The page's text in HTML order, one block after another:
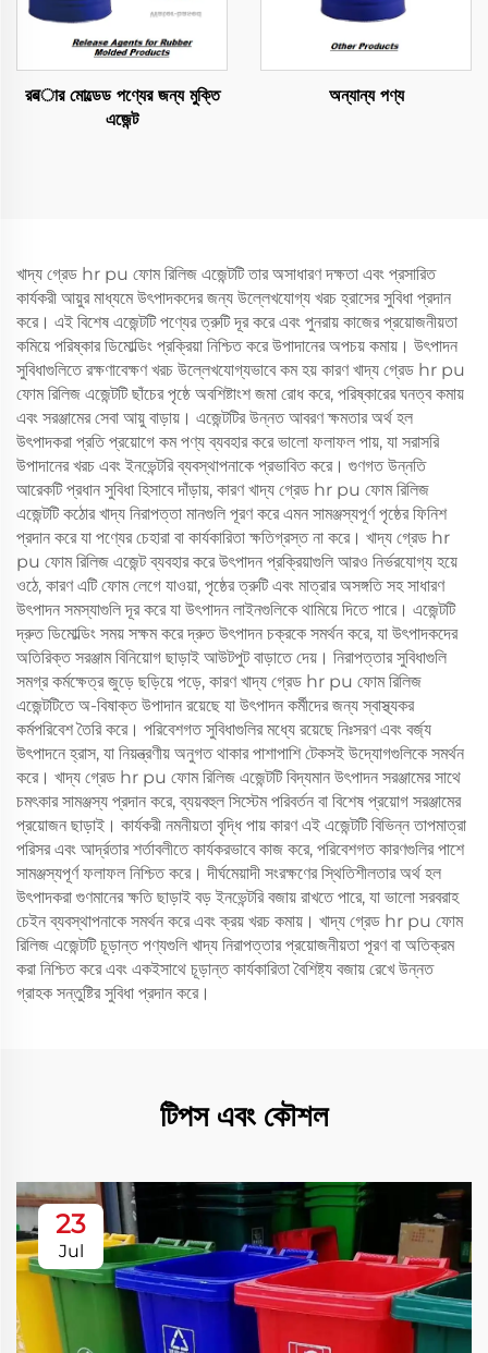
রबার মোল্ডেড পণ্যের জন্য মুক্তি
এজেন্ট
অন্যান্য পণ্য
খাদ্য গ্রেড hr pu ফোম রিলিজ এজেন্টটি তার অসাধারণ দক্ষতা এবং প্রসারিত
কার্যকরী আয়ুর মাধ্যমে উৎপাদকদের জন্য উল্লেখযোগ্য খরচ হ্রাসের সুবিধা প্রদান
করে। এই বিশেষ এজেন্টটি পণ্যের ত্রুটি দূর করে এবং পুনরায় কাজের প্রয়োজনীয়তা
কমিয়ে পরিষ্কার ডিমোল্ডিং প্রক্রিয়া নিশ্চিত করে উপাদানের অপচয় কমায়। উৎপাদন
সুবিধাগুলিতে রক্ষণাবেক্ষণ খরচ উল্লেখযোগ্যভাবে কম হয় কারণ খাদ্য গ্রেড hr pu
ফোম রিলিজ এজেন্টটি ছাঁচের পৃষ্ঠে অবশিষ্টাংশ জমা রোধ করে, পরিষ্কারের ঘনত্ব কমায়
এবং সরঞ্জামের সেবা আয়ু বাড়ায়। এজেন্টটির উন্নত আবরণ ক্ষমতার অর্থ হল
উৎপাদকরা প্রতি প্রয়োগে কম পণ্য ব্যবহার করে ভালো ফলাফল পায়, যা সরাসরি
উপাদানের খরচ এবং ইনভেন্টরি ব্যবস্থাপনাকে প্রভাবিত করে। গুণগত উন্নতি
আরেকটি প্রধান সুবিধা হিসাবে দাঁড়ায়, কারণ খাদ্য গ্রেড hr pu ফোম রিলিজ
এজেন্টটি কঠোর খাদ্য নিরাপত্তা মানগুলি পূরণ করে এমন সামঞ্জস্যপূর্ণ পৃষ্ঠের ফিনিশ
প্রদান করে যা পণ্যের চেহারা বা কার্যকারিতা ক্ষতিগ্রস্ত না করে। খাদ্য গ্রেড hr
pu ফোম রিলিজ এজেন্ট ব্যবহার করে উৎপাদন প্রক্রিয়াগুলি আরও নির্ভরযোগ্য হয়ে
ওঠে, কারণ এটি ফোম লেগে যাওয়া, পৃষ্ঠের ত্রুটি এবং মাত্রার অসঙ্গতি সহ সাধারণ
উৎপাদন সমস্যাগুলি দূর করে যা উৎপাদন লাইনগুলিকে থামিয়ে দিতে পারে। এজেন্টটি
দ্রুত ডিমোল্ডিং সময় সক্ষম করে দ্রুত উৎপাদন চক্রকে সমর্থন করে, যা উৎপাদকদের
অতিরিক্ত সরঞ্জাম বিনিয়োগ ছাড়াই আউটপুট বাড়াতে দেয়। নিরাপত্তার সুবিধাগুলি
সমগ্র কর্মক্ষেত্র জুড়ে ছড়িয়ে পড়ে, কারণ খাদ্য গ্রেড hr pu ফোম রিলিজ
এজেন্টটিতে অ-বিষাক্ত উপাদান রয়েছে যা উৎপাদন কর্মীদের জন্য স্বাস্থ্যকর
কর্মপরিবেশ তৈরি করে। পরিবেশগত সুবিধাগুলির মধ্যে রয়েছে নিঃসরণ এবং বর্জ্য
উৎপাদনে হ্রাস, যা নিয়ন্ত্রণীয় অনুগত থাকার পাশাপাশি টেকসই উদ্যোগগুলিকে সমর্থন
করে। খাদ্য গ্রেড hr pu ফোম রিলিজ এজেন্টটি বিদ্যমান উৎপাদন সরঞ্জামের সাথে
চমৎকার সামঞ্জস্য প্রদান করে, ব্যয়বহুল সিস্টেম পরিবর্তন বা বিশেষ প্রয়োগ সরঞ্জামের
প্রয়োজন ছাড়াই। কার্যকরী নমনীয়তা বৃদ্ধি পায় কারণ এই এজেন্টটি বিভিন্ন তাপমাত্রা
পরিসর এবং আর্দ্রতার শর্তাবলীতে কার্যকরভাবে কাজ করে, পরিবেশগত কারণগুলির পাশে
সামঞ্জস্যপূর্ণ ফলাফল নিশ্চিত করে। দীর্ঘমেয়াদী সংরক্ষণের স্থিতিশীলতার অর্থ হল
উৎপাদকরা গুণমানের ক্ষতি ছাড়াই বড় ইনভেন্টরি বজায় রাখতে পারে, যা ভালো সরবরাহ
চেইন ব্যবস্থাপনাকে সমর্থন করে এবং ক্রয় খরচ কমায়। খাদ্য গ্রেড hr pu ফোম
রিলিজ এজেন্টটি চূড়ান্ত পণ্যগুলি খাদ্য নিরাপত্তার প্রয়োজনীয়তা পূরণ বা অতিক্রম
করা নিশ্চিত করে এবং একইসাথে চূড়ান্ত কার্যকারিতা বৈশিষ্ট্য বজায় রেখে উন্নত
গ্রাহক সন্তুষ্টির সুবিধা প্রদান করে।
টিপস এবং কৌশল
23
Jul